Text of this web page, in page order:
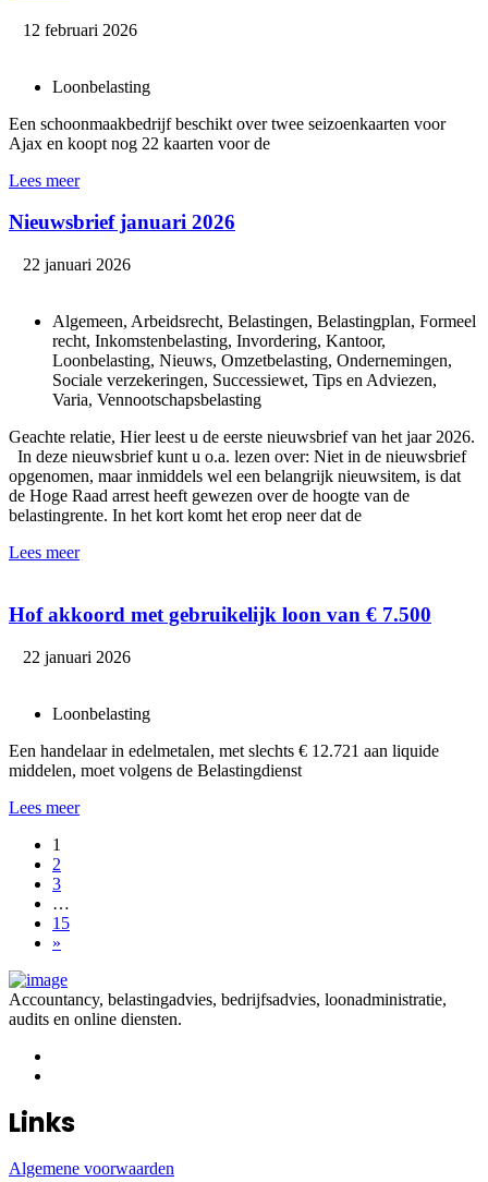
12 februari 2026
Loonbelasting
Een schoonmaakbedrijf beschikt over twee seizoenkaarten voor
Ajax en koopt nog 22 kaarten voor de
Lees meer
Nieuwsbrief januari 2026
22 januari 2026
Algemeen, Arbeidsrecht, Belastingen, Belastingplan, Formeel
recht, Inkomstenbelasting, Invordering, Kantoor,
Loonbelasting, Nieuws, Omzetbelasting, Ondernemingen,
Sociale verzekeringen, Successiewet, Tips en Adviezen,
Varia, Vennootschapsbelasting
Geachte relatie, Hier leest u de eerste nieuwsbrief van het jaar 2026.
In deze nieuwsbrief kunt u o.a. lezen over: Niet in de nieuwsbrief
opgenomen, maar inmiddels wel een belangrijk nieuwsitem, is dat
de Hoge Raad arrest heeft gewezen over de hoogte van de
belastingrente. In het kort komt het erop neer dat de
Lees meer
Hof akkoord met gebruikelijk loon van € 7.500
22 januari 2026
Loonbelasting
Een handelaar in edelmetalen, met slechts € 12.721 aan liquide
middelen, moet volgens de Belastingdienst
Lees meer
1
2
3
…
15
»
Accountancy, belastingadvies, bedrijfsadvies, loonadministratie,
audits en online diensten.
Links
Algemene voorwaarden